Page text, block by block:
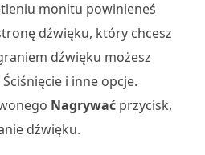
monitu powinieneś
dźwięku, który chcesz
dźwięku możesz
i inne opcje.
Nagrywać przycisk,
dźwięku.